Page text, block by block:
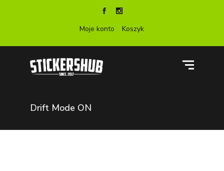
Moje konto Koszyk
Drift Mode ON